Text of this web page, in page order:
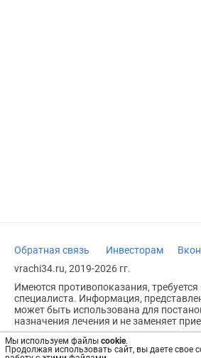
Мы используем файлы cookie.
Продолжая использовать сайт, вы даете свое
Обратная связь Инвесторам
vrachi34.ru, 2019-2026 гг.
Имеются противопоказания, требуется
специалиста. Информация,
может быть использована для
назначения лечения и не заменяет
Возрастное ограничение: 18+